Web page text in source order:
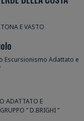
E VASTO
Escursionismo Adattato e
ADATTATO E
” D.BRIGHI ”